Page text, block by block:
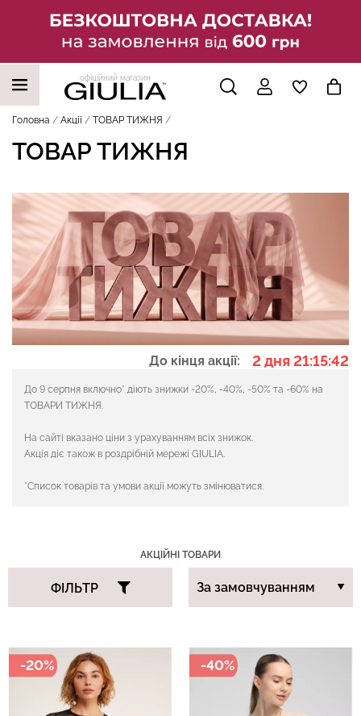
офіційний магазин
Головна Акції ТОВАР ТИЖНЯ
ТОВАР ТИЖНЯ
2 дня 21:15:41
До кінця акції:
До 9 серпня включно* діють знижки -20%, -40%, -50% та -60% на
ТОВАРИ ТИЖНЯ.
На сайті вказано ціни з урахуванням всіх знижок.
Акція діє також в роздрібній мережі GIULIA.
*Список товарів та умови акції можуть змінюватися.
АКЦІЙНІ ТОВАРИ
ФІЛЬТР
-20% -40%
НАШІ ТРЕНДОВІ ТОВАРИ
мікрофібри LEGGINGS 02
(чорний) Giulia
552 грн.
789 грн.
талією TRACKS 01
(чорний) Giulia
384 грн.